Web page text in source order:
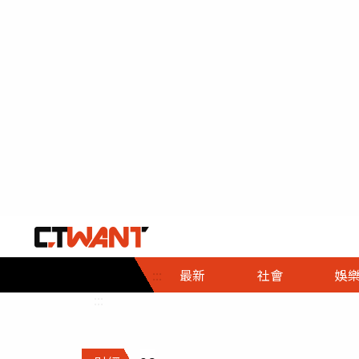
::: 最新 社會
社會首頁
時事
調查
娛樂
娛樂首頁
即時
財經首頁
熱線
政